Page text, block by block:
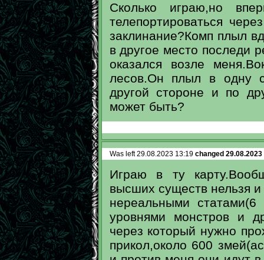
Сколько играю,но
телепортироваться
заклинание?Комп плыл
в другое место последи
оказался возле
лесов.Он плыл в одну
другой стороне и по
может быть?
Was left 29.08.2023 13:19 changed 29.08.2023
Играю в ту
высших существ нельзя
нереальными
уровнями монстров и
через который нужно
прикол,около 600